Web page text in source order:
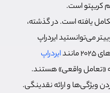
کریپتو است.
یافته است. در گذشته،
می‌توانستید ایردراپ
ایردراپ
«تعامل واقعی» هستند.
ویژگی‌ها و ارائه نقدینگی.